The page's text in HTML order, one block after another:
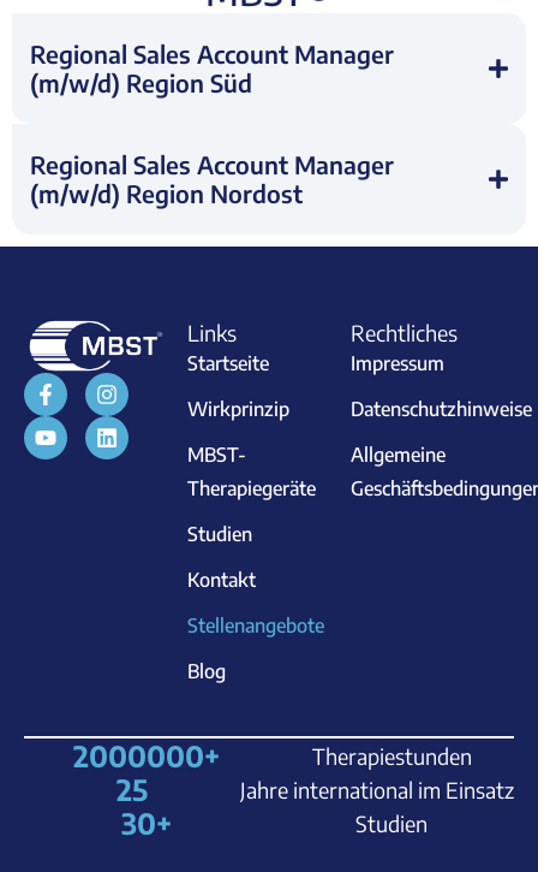
Regional Sales Account Manager
(m/w/d) Region Süd
Regional Sales Account Manager
(m/w/d) Region Nordost
Links
Startseite
Wirkprinzip
MBST-
Therapiegeräte
Studien
Kontakt
Stellenangebote
Blog
Rechtliches
Impressum
Datenschutzhinweise
Allgemeine
Therapiestunden
2000000+
Jahre international im Einsatz
25
Studien
30+